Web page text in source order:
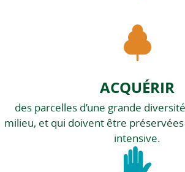
ACQUÉRIR
des parcelles d’une grande
milieu, et qui doivent être préservées
intensive.